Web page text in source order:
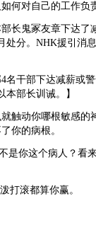
何对自己的工作负
长鬼冢友章下达了
处分。NHK援引消
名干部下达减薪或
部长训诫。】
触动你哪根敏感的
你的病根。
是你这个病人？看
打滚都算你赢。